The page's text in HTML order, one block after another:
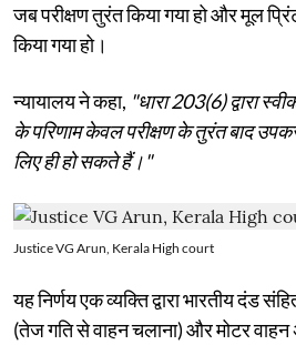
जब परीक्षण तुरंत किया गया हो और मूल
किया गया हो।
न्यायालय ने कहा, "धारा 203(6) द्वारा
के परिणाम केवल परीक्षण के तुरंत बाद
लिए ही हो सकते हैं।"
Justice VG Arun, Kerala High court
यह निर्णय एक व्यक्ति द्वारा भारतीय दंड
(तेज गति से वाहन चलाना) और मोटर